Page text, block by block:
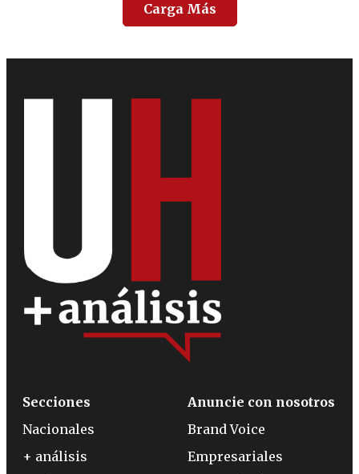
Carga Más
Secciones
Nacionales
+ análisis
Anuncie con nosotros
Brand Voice
Empresariales